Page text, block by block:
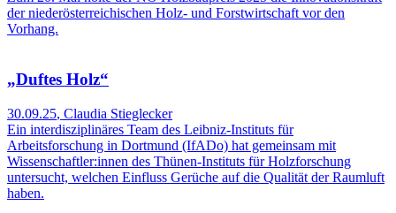
der niederösterreichischen Holz- und Forstwirtschaft vor den
Vorhang.
„Duftes Holz“
30.09.25, Claudia Stieglecker
Ein interdisziplinäres Team des Leibniz-Instituts für
Arbeitsforschung in Dortmund (IfADo) hat gemeinsam mit
Wissenschaftler:innen des Thünen-Instituts für Holzforschung
untersucht, welchen Einfluss Gerüche auf die Qualität der Raumluft
haben.